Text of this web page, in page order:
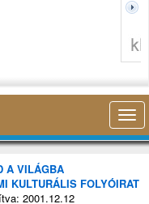
A VILÁGBA
KULTURÁLIS FOLYÓIRAT
2001.12.12